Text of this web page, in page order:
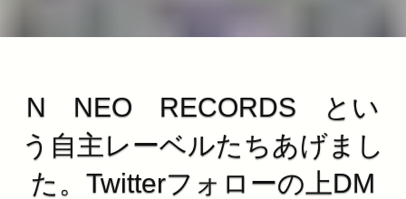
N NEO RECORDS とい
う自主レーベルたちあげまし
た。Twitterフォローの上DM